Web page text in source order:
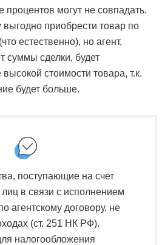
процентов могут не совпадать.
приобрести товар по
естественно), но агент,
суммы сделки, будет
стоимости товара, т.к.
будет больше.
поступающие на счет
лиц в связи с исполнением
агентскому договору, не
(ст. 251 НК РФ).
налогообложения